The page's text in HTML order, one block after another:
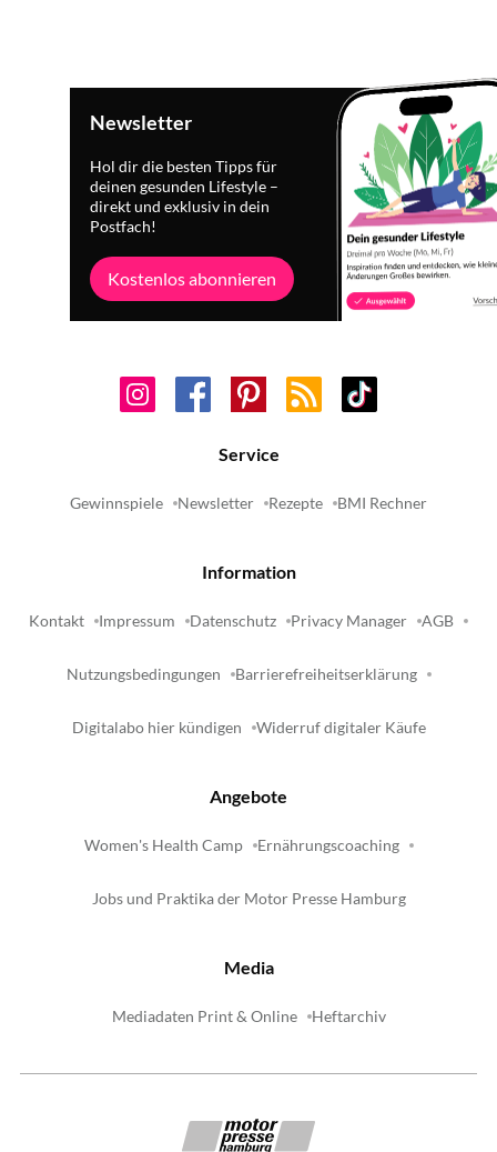
Newsletter
Hol dir die besten Tipps für
deinen gesunden Lifestyle –
direkt und exklusiv in dein
Postfach!
Kostenlos abonnieren
Service
Gewinnspiele Newsletter Rezepte BMI Rechner
Information
Kontakt Impressum Datenschutz Privacy Manager AGB
Nutzungsbedingungen Barrierefreiheitserklärung
Digitalabo hier kündigen Widerruf digitaler Käufe
Angebote
Women's Health Camp Ernährungscoaching
Jobs und Praktika der Motor Presse Hamburg
Media
Mediadaten Print & Online Heftarchiv